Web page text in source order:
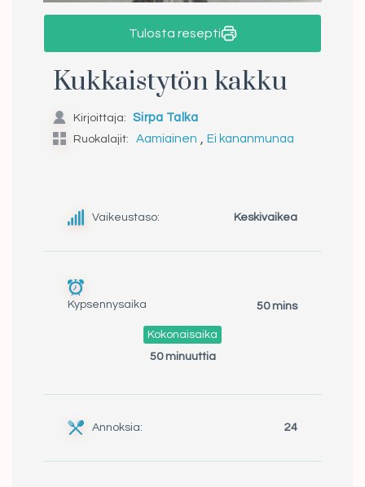
Tulosta resepti
Kukkaistytön kakku
Kirjoittaja: Sirpa Talka
Ruokalajit:
Aamiainen , Ei kananmunaa
Vaikeustaso: Keskivaikea
Kypsennysaika 50 mins
Kokonaisaika
50 minuuttia
Annoksia: 24